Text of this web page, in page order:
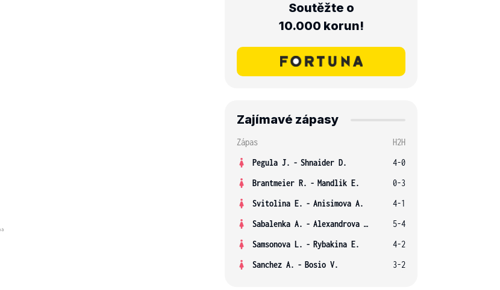
Soutěžte o
10.000 korun!
Zajímavé zápasy
Zápas
H2H
Pegula J. - Shnaider D.
4-0
Brantmeier R. - Mandlik E.
0-3
Svitolina E. - Anisimova A.
4-1
Sabalenka A. - Alexandrova E.
5-4
Samsonova L. - Rybakina E.
4-2
Sanchez A. - Bosio V. 3-2